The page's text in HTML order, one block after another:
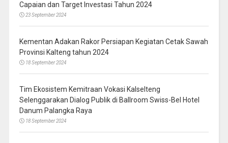
Capaian dan Target Investasi Tahun 2024
23 September 2024
Kementan Adakan Rakor Persiapan Kegiatan Cetak Sawah
Provinsi Kalteng tahun 2024
18 September 2024
Tim Ekosistem Kemitraan Vokasi Kalselteng
Selenggarakan Dialog Publik di Ballroom Swiss-Bel Hotel
Danum Palangka Raya
18 September 2024